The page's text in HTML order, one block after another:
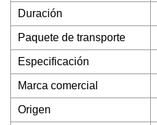
Duración
Paquete de transporte
Especificación
Marca comercial
Origen